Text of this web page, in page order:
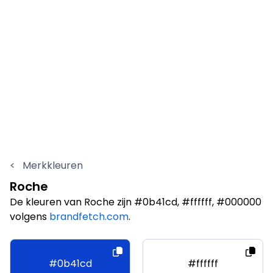
< Merkkleuren
Roche
De kleuren van Roche zijn #0b41cd, #ffffff, #000000
volgens brandfetch.com.
#0b41cd #ffffff